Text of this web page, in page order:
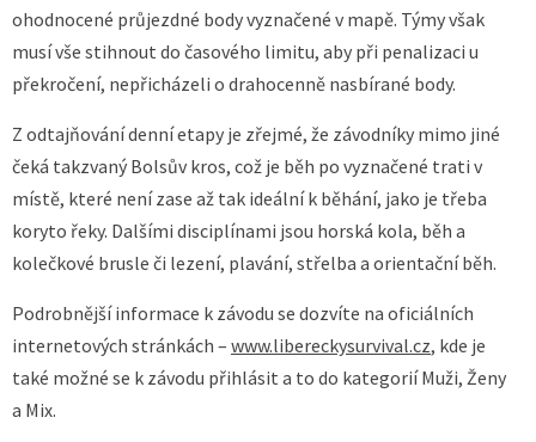
ohodnocené průjezdné body vyznačené v mapě. Týmy však
musí vše stihnout do časového limitu, aby při penalizaci u
překročení, nepřicházeli o drahocenně nasbírané body.
Z odtajňování denní etapy je zřejmé, že závodníky mimo jiné
čeká takzvaný Bolsův kros, což je běh po vyznačené trati v
místě, které není zase až tak ideální k běhání, jako je třeba
koryto řeky. Dalšími disciplínami jsou horská kola, běh a
kolečkové brusle či lezení, plavání, střelba a orientační běh.
Podrobnější informace k závodu se dozvíte na oficiálních
internetových stránkách – www.libereckysurvival.cz, kde je
také možné se k závodu přihlásit a to do kategorií Muži, Ženy
a Mix.